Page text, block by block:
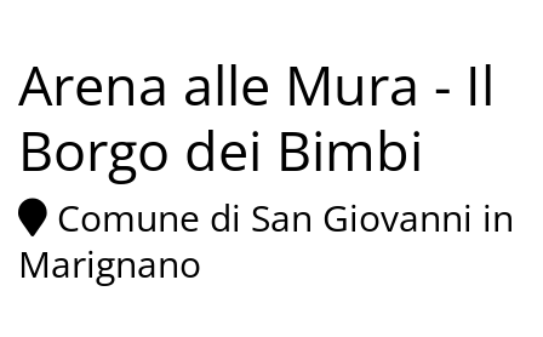
Arena alle Mura - Il
Borgo dei Bimbi
Comune di San Giovanni in
Marignano